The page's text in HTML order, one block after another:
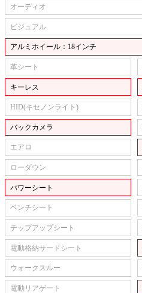
オーディオ
ビジュアル
アルミホイール：18インチ
革シート
キーレス
HID(キセノンライト)
バックカメラ
エアロ
ローダウン
パワーシート
ベンチシート
チップアップシート
電動格納サードシート
ウォークスルー
電動リアゲート